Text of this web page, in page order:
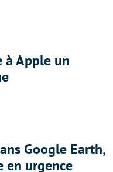
à Apple un
Google Earth,
en urgence